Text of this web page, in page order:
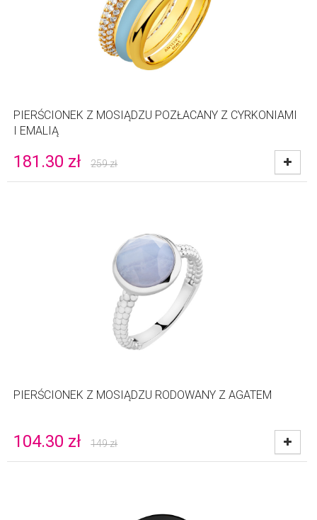
PIERŚCIONEK Z MOSIĄDZU POZŁACANY Z CYRKONIAMI
I EMALIĄ
181.30 zł 259zł
PIERŚCIONEK Z MOSIĄDZU RODOWANY Z AGATEM
104.30 zł 149zł